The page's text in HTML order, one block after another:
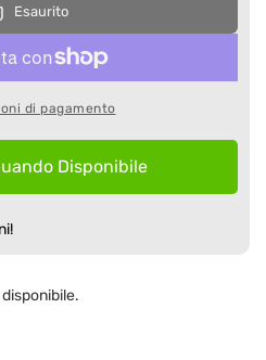
Esaurito
di pagamento
Disponibile